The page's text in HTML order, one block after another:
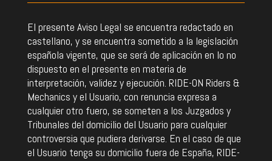
El presente Aviso Legal se encuentra redactado en
castellano, y se encuentra sometido a la legislación
española vigente, que se será de aplicación en lo no
dispuesto en el presente en materia de
interpretación, validez y ejecución. RIDE-ON Riders &
Mechanics y el Usuario, con renuncia expresa a
cualquier otro fuero, se someten a los Juzgados y
Tribunales del domicilio del Usuario para cualquier
controversia que pudiera derivarse. En el caso de que
el Usuario tenga su domicilio fuera de España, RIDE-